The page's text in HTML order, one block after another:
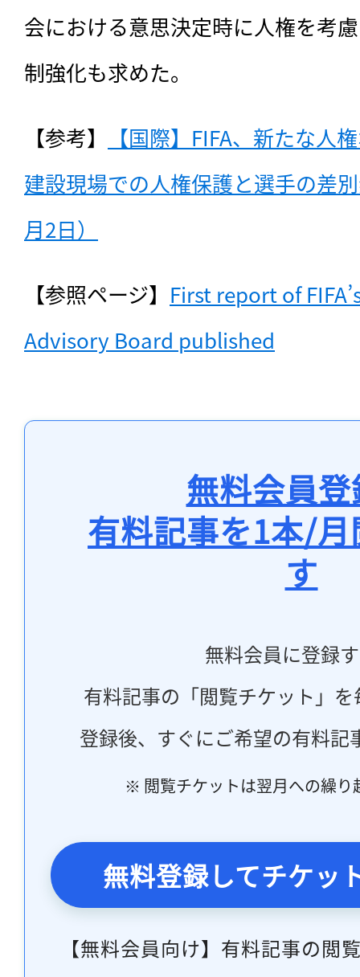
会における意思決定時に人権を考
制強化も求めた。
【参考】
【国際】FIFA、新たな人
建設現場での人権保護と選手の差
月2日）
【参照ページ】 First report of
Advisory Board published
無料会員
有料記事を1本/
す
無料会員に登録
有料記事の「閲覧チケット」
登録後、すぐにご希望の有料記
※ 閲覧チケットは翌月への繰り
無料登録してチケッ
【無料会員向け】有料記事の閲